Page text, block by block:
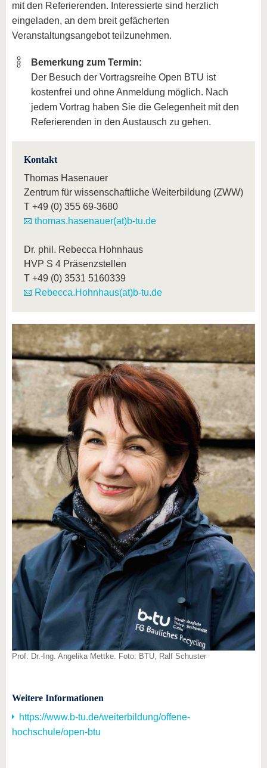
mit den Referierenden. Interessierte sind herzlich
eingeladen, an dem breit gefächerten
Veranstaltungsangebot teilzunehmen.
Bemerkung zum Termin:
Der Besuch der Vortragsreihe Open BTU ist
kostenfrei und ohne Anmeldung möglich. Nach
jedem Vortrag haben Sie die Gelegenheit mit den
Referierenden in den Austausch zu gehen.
Kontakt
Thomas Hasenauer
Zentrum für wissenschaftliche Weiterbildung (ZWW)
T +49 (0) 355 69-3680
thomas.hasenauer(at)b-tu.de
Dr. phil. Rebecca Hohnhaus
HVP S 4 Präsenzstellen
T +49 (0) 3531 5160339
Rebecca.Hohnhaus(at)b-tu.de
Prof. Dr.-Ing. Angelika Mettke. Foto: BTU, Ralf Schuster
Weitere Informationen
https://www.b-tu.de/weiterbildung/offene-
hochschule/open-btu